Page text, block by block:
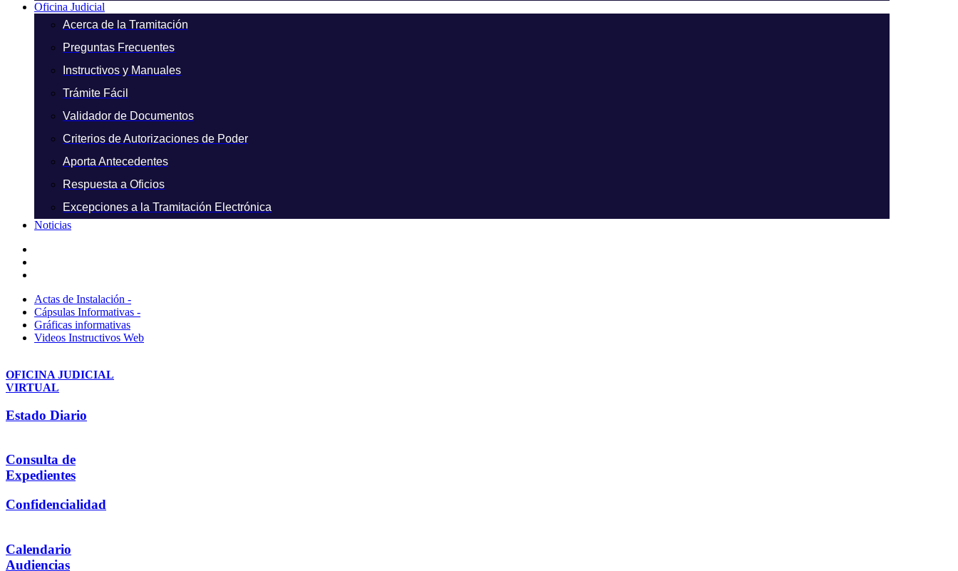
Oficina Judicial
Acerca de la Tramitación
Preguntas Frecuentes
Instructivos y Manuales
Trámite Fácil
Validador de Documentos
Criterios de Autorizaciones de Poder
Aporta Antecedentes
Respuesta a Oficios
Excepciones a la Tramitación Electrónica
Noticias
Actas de Instalación -
Cápsulas Informativas -
Gráficas informativas
Videos Instructivos Web
OFICINA JUDICIAL
VIRTUAL
Estado Diario
Consulta de
Expedientes
Confidencialidad
Calendario
Audiencias